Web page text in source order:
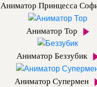
Аниматор Принцесса
Аниматор Тор
Аниматор Беззубик
Аниматор Супермен